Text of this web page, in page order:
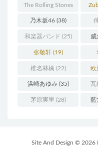
The Rolling Stones
(30)
乃木坂46(38)
和楽器バンド (25) 威
张敬轩(19)
椎名林檎 (22) 欧
浜崎あゆみ(35) 瓦
茅原実里 (28) 藍
Site And Design © 2026